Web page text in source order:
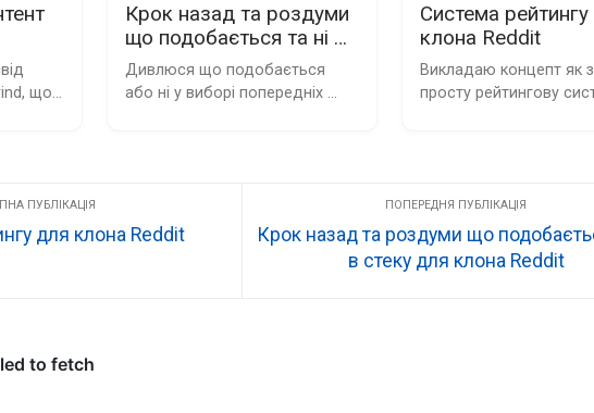
що
Крок назад та роздуми
що подобається та ні в
стеку для клона Reddit
Дивлюся що подобається
або ні у виборі попередніх
Система
клона Reddit
Викладаю концепт як
просту рейтингову
для клона Reddit
Крок назад та роздуми що
в стеку для клона Reddit